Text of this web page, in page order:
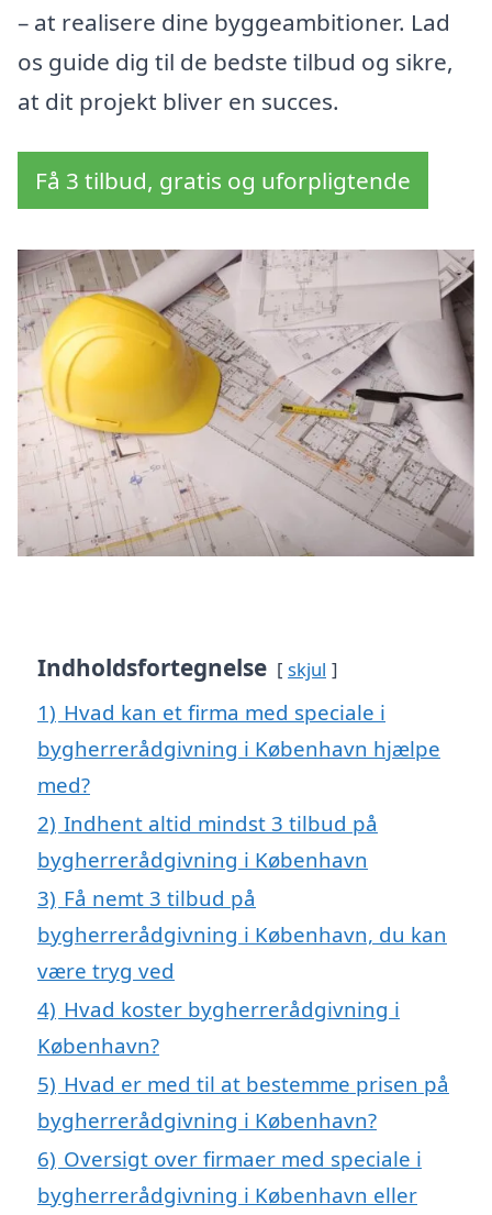
– at realisere dine byggeambitioner. Lad
os guide dig til de bedste tilbud og sikre,
at dit projekt bliver en succes.
Få 3 tilbud, gratis og uforpligtende
Indholdsfortegnelse skjul
1) Hvad kan et firma med speciale i
bygherrerådgivning i København hjælpe
med?
2) Indhent altid mindst 3 tilbud på
bygherrerådgivning i København
3) Få nemt 3 tilbud på
bygherrerådgivning i København, du kan
være tryg ved
4) Hvad koster bygherrerådgivning i
København?
5) Hvad er med til at bestemme prisen på
bygherrerådgivning i København?
6) Oversigt over firmaer med speciale i
bygherrerådgivning i København eller